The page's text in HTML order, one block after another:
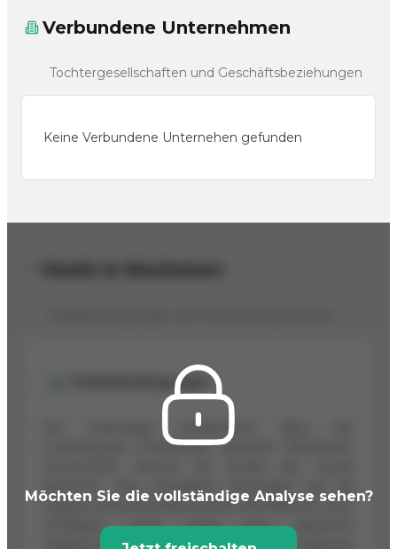
Verbundene Unternehmen
Tochtergesellschaften und Geschäftsbeziehungen
Keine Verbundene Unternehen gefunden
Möchten Sie die vollständige Analyse sehen?
Marktbedingungen
Die Datenlage verdeutlicht, dass der
Luxemburger Fondsmarkt weiterhin Wachstum
abnimmt. Das verwaltete Vermögen soll bis
August 2025 bemerkenswerte 5,95 Billionen Euro
umfassen. Dies zeigt eine deutliche
Marktumstrukturierung auf, bei der es für kleinere